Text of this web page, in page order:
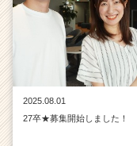
2025.08.01
27卒★募集開始しました！